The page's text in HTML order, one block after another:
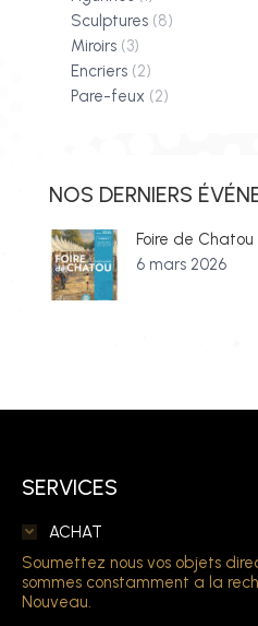
Sculptures (8)
Miroirs (3)
Encriers (2)
Pare-feux (2)
NOS DERNIERS
Foire de Chatou
6 mars 2026
SERVICES
ACHAT
Soumettez nous vos objets
sommes constamment a la
Nouveau.